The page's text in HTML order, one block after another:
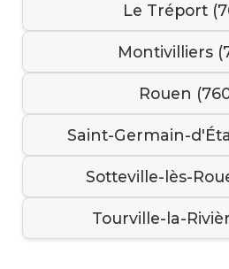
Le Tréport
Montivilliers
Rouen
Saint-Germain-
Sotteville-lès-
Tourville-la-